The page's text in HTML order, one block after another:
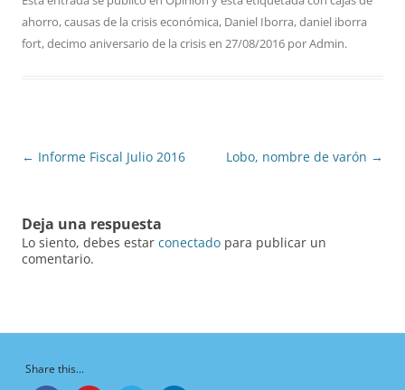
ahorro,causas de la crisis económica, Daniel Iborra,daniel iborra
fort,decimo aniversario de la crisisen 27/08/2016 porAdmin.
Navegación
← Informe Fiscal Julio 2016 Lobo, nombre de varón →
Deja una respuesta
Lo siento, debes estar conectado para publicar un
comentario.
Share this...